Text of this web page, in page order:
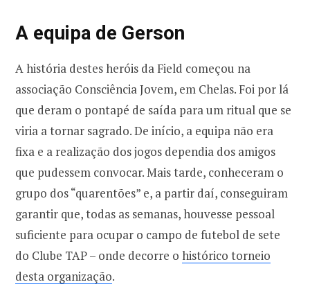
A equipa de Gerson
A história destes heróis da Field começou na
associação Consciência Jovem, em Chelas. Foi por lá
que deram o pontapé de saída para um ritual que se
viria a tornar sagrado. De início, a equipa não era
fixa e a realização dos jogos dependia dos amigos
que pudessem convocar. Mais tarde, conheceram o
grupo dos “quarentões” e, a partir daí, conseguiram
garantir que, todas as semanas, houvesse pessoal
suficiente para ocupar o campo de futebol de sete
do Clube TAP – onde decorre o histórico torneio
desta organização.